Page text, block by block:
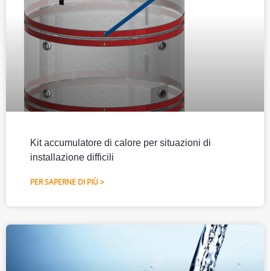
Kit accumulatore di calore per situazioni di
installazione difficili
PER SAPERNE DI PIÙ >